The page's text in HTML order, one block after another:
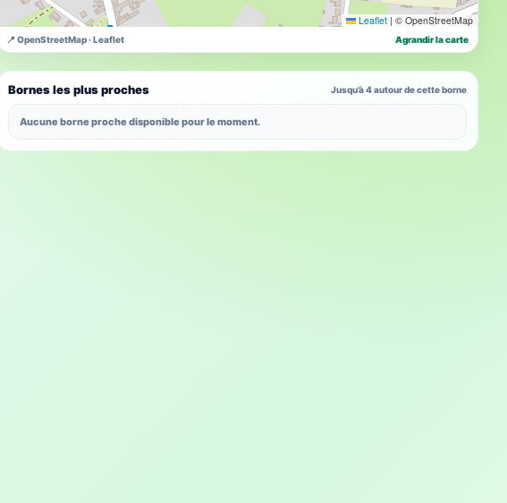
Leaflet | © OpenStreetMap
📍 OpenStreetMap · Leaflet Agrandir la carte
Bornes les plus proches Jusqu’à 4 autour de cette borne
Aucune borne proche disponible pour le moment.